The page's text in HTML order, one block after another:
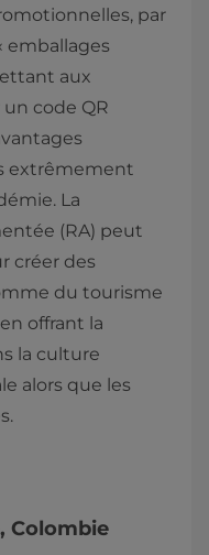
par
emballages
aux
code QR
extrêmement
La
(RA) peut
créer des
du tourisme
offrant la
la culture
alors que les
Colombie